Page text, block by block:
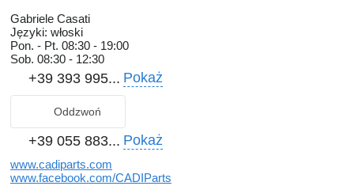
Gabriele Casati
Języki: włoski
Pon. - Pt. 08:30 - 19:00
Sob. 08:30 - 12:30
+39 393 995... Pokaż
Oddzwoń
+39 055 883... Pokaż
www.cadiparts.com
www.facebook.com/CADIParts